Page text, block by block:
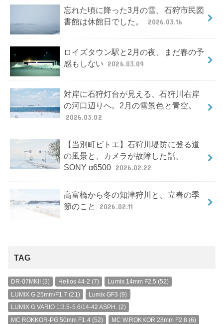
忘れた頃に降った3月の雪、石狩市民図
書館は休館日でした。
2026.03.16
ロイズタウン駅と2月の夜、まだ春の予
感もしない 2026.03.09
対岸に石狩灯台が見える、石狩川右岸
の河口辺りへ。2月の雪景色と青空。
2026.03.02
【当別町ビトエ】石狩川堤防に登る道
の風景と、カメラが故障した話。
SONY α6500 2026.02.22
高富橋から冬の知津狩川と、立春の季
節のこと
2026.02.11
TAG
DR-07MKII (3) Helios 44-2 (7) Lumix 14mm F2.5 (52)
LUMIX G 25mm/F1.7 (21) Lumix GF3 (9)
LUMIX G VARIO 1:3.5-5.6/14-42 ASPH. (2)
MC ROKKOR-PG 50mm F1.4(52) MC W.ROKKOR 28mm F2.8 (6)